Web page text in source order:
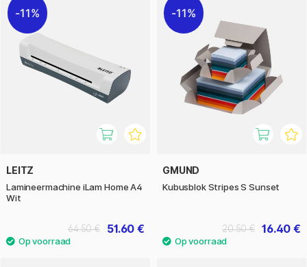
11%
LEITZ
Lamineermachine iLam Home A4
Wit
51.60 €
64.50 €
11%
GMUND
Kubusblok Stripes S Sunset
16.40 €
20.50 €